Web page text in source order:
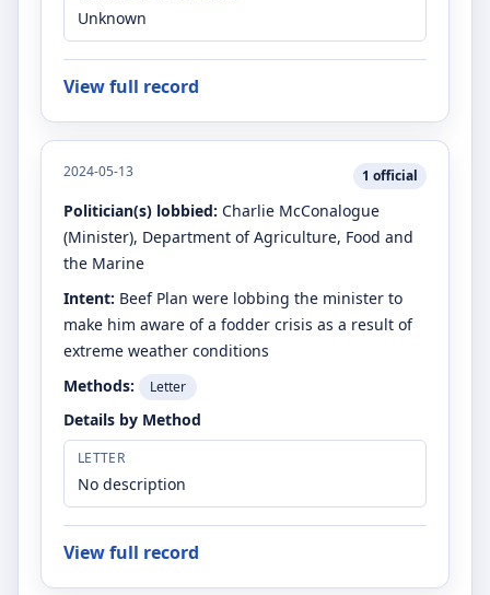
Unknown
View full record
2024-05-13 1 official
Politician(s) lobbied: Charlie McConalogue
(Minister), Department of Agriculture, Food and
the Marine
Intent: Beef Plan were lobbing the minister to
make him aware of a fodder crisis as a result of
extreme weather conditions
Methods:
Letter
Details by Method
LETTER
No description
View full record